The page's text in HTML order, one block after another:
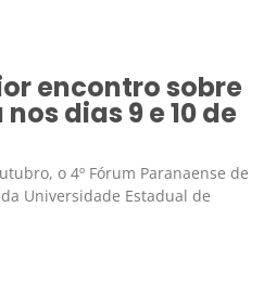
encontro sobre
dias 9 e 10 de
o 4º Fórum Paranaense de
Universidade Estadual de